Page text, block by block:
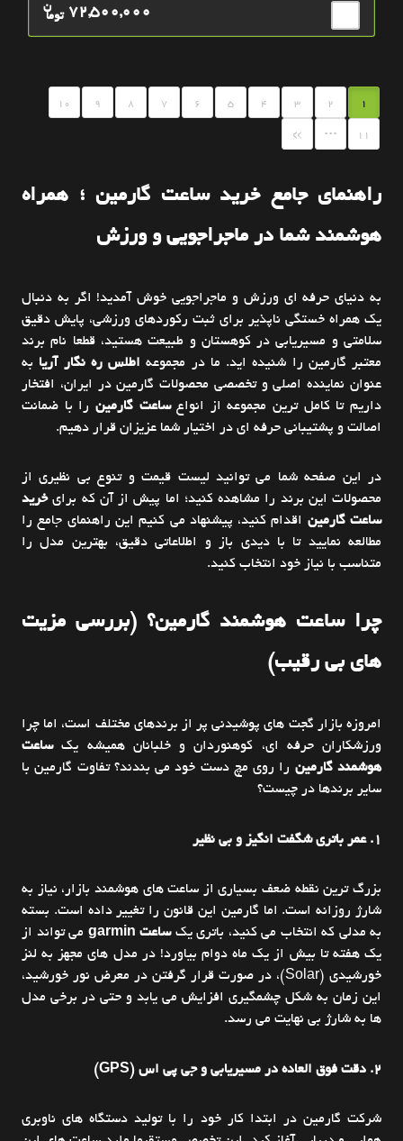
توما
ن 72,500,000
1
2
3
4
5
6
7
8
9
10
11
...
»
راهنمای جامع خرید ساعت گارمین ؛ همراه
هوشمند شما در ماجراجویی و ورزش
به دنیای حرفه ای ورزش و ماجراجویی خوش آمدید! اگر به دنبال
یک همراه خستگی ناپذیر برای ثبت رکوردهای ورزشی، پایش دقیق
سلامتی و مسیریابی در کوهستان و طبیعت هستید، قطعا نام برند
معتبر گارمین را شنیده اید. ما در مجموعه اطلس ره نگار آریا به
عنوان نماینده اصلی و تخصصی محصولات گارمین در ایران، افتخار
داریم تا کامل ترین مجموعه از انواعساعت گارمین را با ضمانت
اصالت و پشتیبانی حرفه ای در اختیار شما عزیزان قرار دهیم.
در این صفحه شما می توانید لیست قیمت و تنوع بی نظیری از
محصولات این برند را مشاهده کنید؛ اما پیش از آن که برایخرید
ساعت گارمین اقدام کنید، پیشنهاد می کنیم این راهنمای جامع را
مطالعه نمایید تا با دیدی باز و اطلاعاتی دقیق، بهترین مدل را
متناسب با نیاز خود انتخاب کنید.
چرا ساعت هوشمند گارمین؟ (بررسی مزیت
های بی رقیب)
امروزه بازار گجت های پوشیدنی پر از برندهای مختلف است، اما چرا
ورزشکاران حرفه ای، کوهنوردان و خلبانان همیشه یکساعت
هوشمند گارمین را روی مچ دست خود می بندند؟ تفاوت گارمین با
سایر برندها در چیست؟
1. عمر باتری شگفت انگیز و بی نظیر
بزرگ ترین نقطه ضعف بسیاری از ساعت های هوشمند بازار، نیاز به
شارژ روزانه است. اما گارمین این قانون را تغییر داده است. بسته
به مدلی که انتخاب می کنید، باتری یکساعت garmin
می تواند از
یک هفته تا بیش از یک ماه دوام بیاورد! در مدل های مجهز به لنز
خورشیدی (Solar)، در صورت قرار گرفتن در معرض نور خورشید،
این زمان به شکل چشمگیری افزایش می یابد و حتی در برخی مدل
ها به شارژ بی نهایت می رسد.
2. دقت فوق العاده در مسیریابی و جی پی اس (GPS)
شرکت گارمین در ابتدا کار خود را با تولید دستگاه های ناوبری